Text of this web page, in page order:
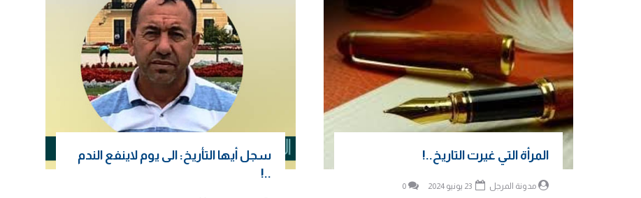
المرأة التي غيرت التاريخ..!
مدونة المرجل 0
سجل أيها التأريخ: الى يوم لاينفع الندم
..!